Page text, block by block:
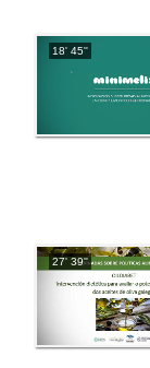
18' 45''
27' 39''